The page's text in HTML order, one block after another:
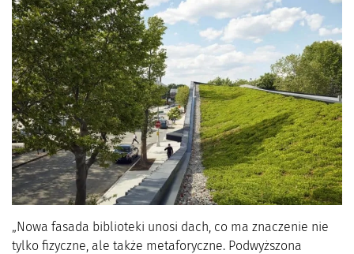
„Nowa fasada biblioteki unosi dach, co ma znaczenie nie
tylko fizyczne, ale także metaforyczne. Podwyższona